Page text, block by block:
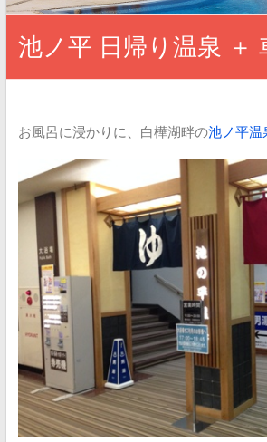
池ノ平 日帰り温泉 ＋
お風呂に浸かりに、白樺湖畔の池ノ平温